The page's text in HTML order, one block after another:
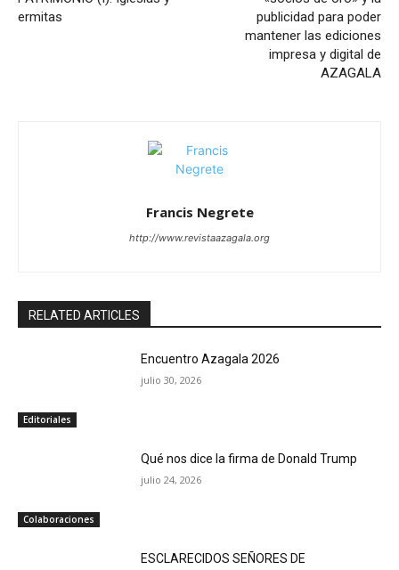
ermitas
publicidad para poder
mantener las ediciones
impresa y digital de
AZAGALA
Francis Negrete
http://www.revistaazagala.org
RELATED ARTICLES
Editoriales
Encuentro Azagala 2026
julio 30, 2026
Colaboraciones
Qué nos dice la firma de Donald Trump
julio 24, 2026
ESCLARECIDOS SEÑORES DE